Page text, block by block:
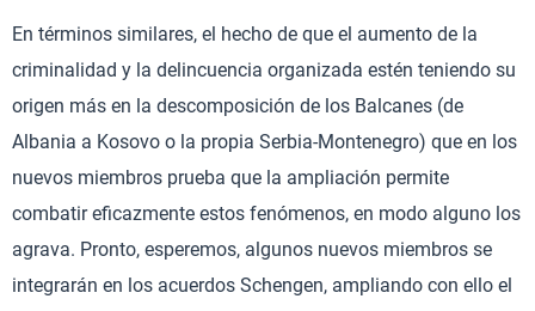
En términos similares, el hecho de que el aumento de la
criminalidad y la delincuencia organizada estén teniendo su
origen más en la descomposición de los Balcanes (de
Albania a Kosovo o la propia Serbia-Montenegro) que en los
nuevos miembros prueba que la ampliación permite
combatir eficazmente estos fenómenos, en modo alguno los
agrava. Pronto, esperemos, algunos nuevos miembros se
integrarán en los acuerdos Schengen, ampliando con ello el